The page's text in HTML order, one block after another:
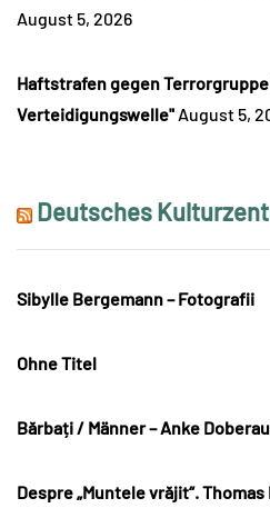
August 5, 2026
Haftstrafen gegen
Verteidigungswelle" August 5,
Deutsches
Sibylle Bergemann – Fotografii
Ohne Titel
Bărbați / Männer – Anke
Despre „Muntele vrăjit“. Thomas